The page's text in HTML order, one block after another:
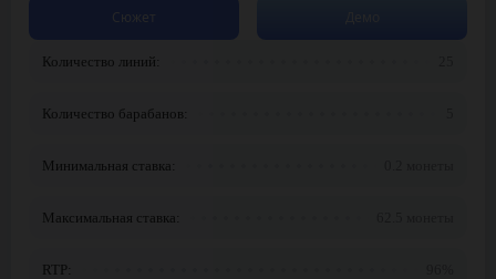
Количество линий:
Количество барабанов:
Минимальная ставка:
Максимальная ставка:
RTP:
Сюжет